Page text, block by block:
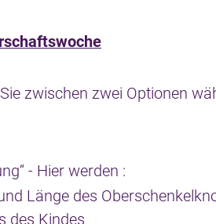
zwischen zwei Optionen
- Hier werden :
Länge des
des Kindes